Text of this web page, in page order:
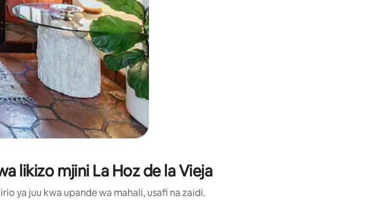
likizo mjini La Hoz de la Vieja
ya juu kwa upande wa mahali, usafi na zaidi.